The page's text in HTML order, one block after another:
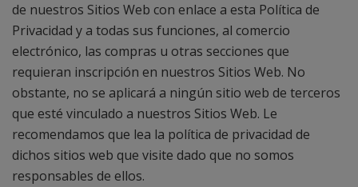
de nuestros Sitios Web con enlace a esta Política de
Privacidad y a todas sus funciones, al comercio
electrónico, las compras u otras secciones que
requieran inscripción en nuestros Sitios Web. No
obstante, no se aplicará a ningún sitio web de terceros
que esté vinculado a nuestros Sitios Web. Le
recomendamos que lea la política de privacidad de
dichos sitios web que visite dado que no somos
responsables de ellos.